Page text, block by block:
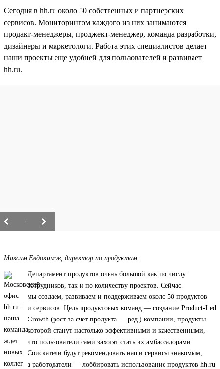
Сегодня в hh.ru около 50 собственных и партнерских
сервисов. Мониторингом каждого из них занимаются
продакт-менеджеры, проджект-менеджер, команда разработки,
дизайнеры и маркетологи. Работа этих специалистов делает
наши проекты еще удобней для пользователей и развивает
hh.ru.
Максим Евдокимов, директор по продуктам:
Департамент продуктов очень большой как по числу
сотрудников, так и по количеству проектов. Сейчас
мы создаем, развиваем и поддерживаем около 50 продуктов
и сервисов. Цель продуктовых команд — создание Product-Led
Growth (рост за счет продукта — ред.) компании, продукты
которой станут настолько эффективными и качественными,
что пользователи сами захотят стать их амбассадорами.
Соискатели будут рекомендовать наши сервисы знакомым,
а работодатели — лоббировать использование продуктов hh.ru